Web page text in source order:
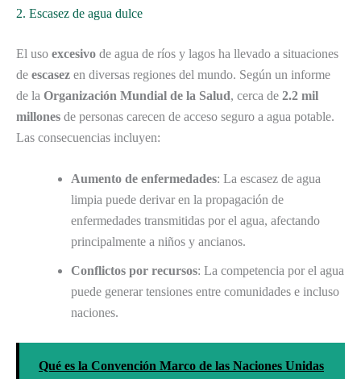
2. Escasez de agua dulce
El uso excesivo de agua de ríos y lagos ha llevado a situaciones
de escasez en diversas regiones del mundo. Según un informe
de la Organización Mundial de la Salud, cerca de 2.2 mil
millones de personas carecen de acceso seguro a agua potable.
Las consecuencias incluyen:
Aumento de enfermedades: La escasez de agua
limpia puede derivar en la propagación de
enfermedades transmitidas por el agua, afectando
principalmente a niños y ancianos.
Conflictos por recursos: La competencia por el agua
puede generar tensiones entre comunidades e incluso
naciones.
Qué es la Convención Marco de las Naciones Unidas